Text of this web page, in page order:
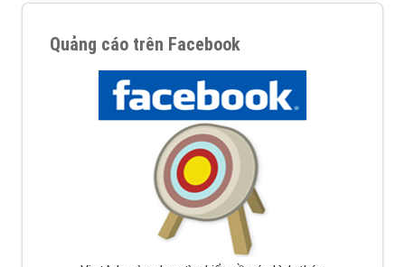
Google Ads là hình thức quảng cáo của Google được
tài trợ có chữ Ad gồm 4 ví trí trên cùng và 3 vị trí